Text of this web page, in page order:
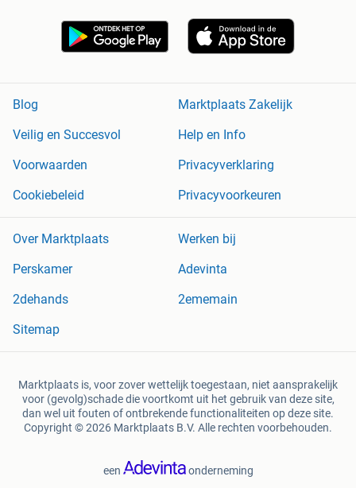
Blog
Marktplaats Zakelijk
Veilig en Succesvol
Help en Info
Voorwaarden
Privacyverklaring
Cookiebeleid
Privacyvoorkeuren
Over Marktplaats
Werken bij
Perskamer
Adevinta
2dehands
2ememain
Sitemap
Marktplaats is, voor zover wettelijk toegestaan, niet aansprakelijk
voor (gevolg)schade die voortkomt uit het gebruik van deze site,
dan wel uit fouten of ontbrekende functionaliteiten op deze site.
Copyright © 2026 Marktplaats B.V. Alle rechten voorbehouden.
een onderneming